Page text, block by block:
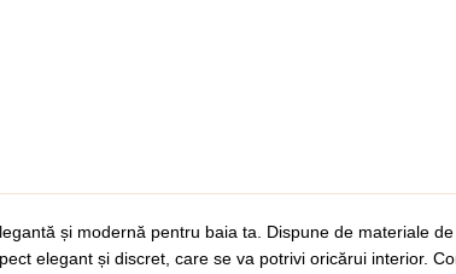
și modernă pentru baia ta. Dispune de materiale
elegant și discret, care se va potrivi oricărui interior.